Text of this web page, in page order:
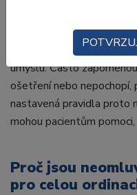
Pacienti přitom většinou
úmyslu. Často
ošetření nebo
nastavená pravidla proto
mohou pacientům
Proč jsou
pro celou